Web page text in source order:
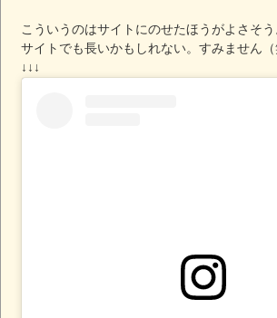
こういうのはサイトにのせたほうがよさそう
サイトでも長いかもしれない。すみません（
↓↓↓